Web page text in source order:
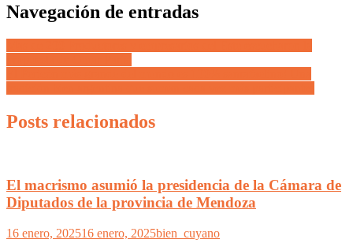
Navegación de entradas
Posts relacionados
El macrismo asumió la presidencia de la Cámara de
Diputados de la provincia de Mendoza
16 enero, 202516 enero, 2025bien_cuyano